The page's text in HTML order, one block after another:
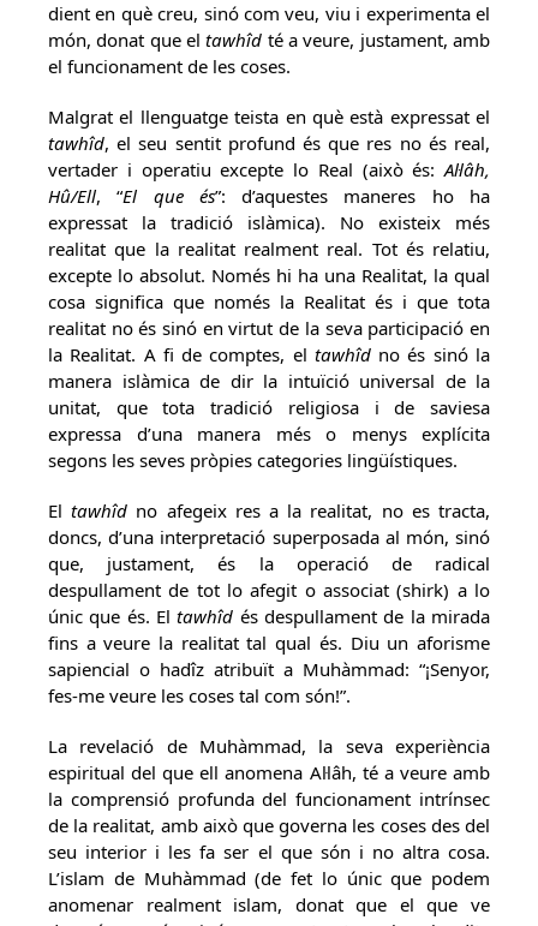
dient en què creu, sinó com veu, viu i experimenta el
món, donat que eltawhîd té a veure, justament, amb
el funcionament de les coses.
Malgrat el llenguatge teista en què està expressat el
tawhîd, el seu sentit profund és que res no és real,
vertader i operatiu excepte lo Real (això és:Al·lâh,
Hû/Ell, “El que és”: d’aquestes maneres ho ha
expressat la tradició islàmica). No existeix més
realitat que la realitat realment real. Tot és relatiu,
excepte lo absolut. Només hi ha una Realitat, la qual
cosa significa que només la Realitat és i que tota
realitat no és sinó en virtut de la seva participació en
la Realitat. A fi de comptes, el tawhîdno és sinó la
manera islàmica de dir la intuïció universal de la
unitat, que tota tradició religiosa i de saviesa
expressa d’una manera més o menys explícita
segons les seves pròpies categories lingüístiques.
Eltawhîd no afegeix res a la realitat, no es tracta,
doncs, d’una interpretació superposada al món, sinó
que, justament, és la operació de radical
despullament de tot lo afegit o associat (shirk) a lo
únic que és. Eltawhîd és despullament de la mirada
fins a veure la realitat tal qual és. Diu un aforisme
sapiencial o hadîz atribuït a Muhàmmad: “¡Senyor,
fes-me veure les coses tal com són!”.
La revelació de Muhàmmad, la seva experiència
espiritual del que ell anomena Al·lâh, té a veure amb
la comprensió profunda del funcionament intrínsec
de la realitat, amb això que governa les coses des del
seu interior i les fa ser el que són i no altra cosa.
L’islam de Muhàmmad (de fet lo únic que podem
anomenar realment islam, donat que el que ve